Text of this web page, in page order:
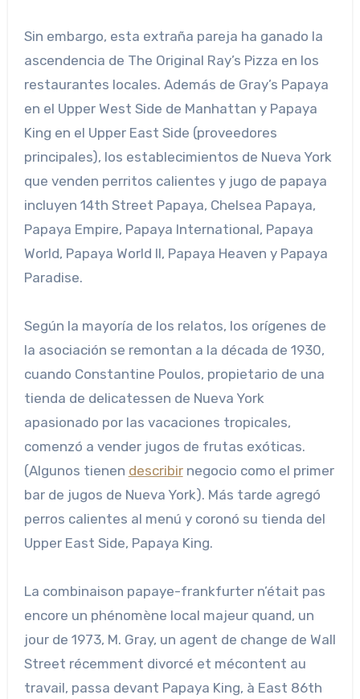
Sin embargo, esta extraña pareja ha ganado la
ascendencia de The Original Ray’s Pizza en los
restaurantes locales. Además de Gray’s Papaya
en el Upper West Side de Manhattan y Papaya
King en el Upper East Side (proveedores
principales), los establecimientos de Nueva York
que venden perritos calientes y jugo de papaya
incluyen 14th Street Papaya, Chelsea Papaya,
Papaya Empire, Papaya International, Papaya
World, Papaya World II, Papaya Heaven y Papaya
Paradise.
Según la mayoría de los relatos, los orígenes de
la asociación se remontan a la década de 1930,
cuando Constantine Poulos, propietario de una
tienda de delicatessen de Nueva York
apasionado por las vacaciones tropicales,
comenzó a vender jugos de frutas exóticas.
(Algunos tienen describirnegocio como el primer
bar de jugos de Nueva York). Más tarde agregó
perros calientes al menú y coronó su tienda del
Upper East Side, Papaya King.
La combinaison papaye-frankfurter n’était pas
encore un phénomène local majeur quand, un
jour de 1973, M. Gray, un agent de change de Wall
Street récemment divorcé et mécontent au
travail, passa devant Papaya King, à East 86th